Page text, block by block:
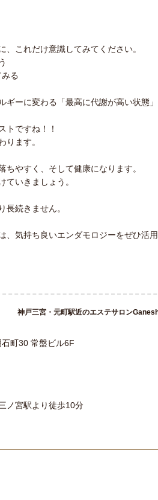
これだけ意識してみてください。
る
ーに変わる「最高に代謝が高い状態」
トですね！！
ります。
やすく、そして健康になります。
ていきましょう。
長続きません。
気持ち良いエンダモロジーをぜひ活用
神戸三宮・元町駅近のエステサロン
町30 常盤ビル6F
ノ宮駅より徒歩10分